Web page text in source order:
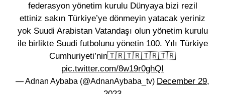
federasyon yönetim kurulu Dünyaya bizi rezil
ettiniz sakın Türkiye’ye dönmeyin yatacak yeriniz
yok Suudi Arabistan Vatandaşı olun yönetim kurulu
ile birlikte Suudi futbolunu yönetin 100. Yılı Türkiye
Cumhuriyeti’nin🇹🇷🇹🇷🇹🇷🇹🇷
pic.twitter.com/8w19r0ghQI
— Adnan Aybaba (@AdnanAybaba_tv) December 29,